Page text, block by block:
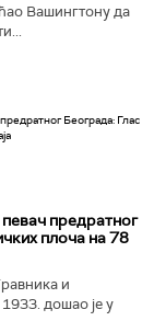
Вашингтону да
предратног
плоча на 78
и
дошао је у